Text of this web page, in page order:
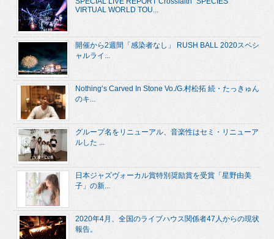
VIRTUAL WORLD TOU...
開催から2週間「感染者なし」 RUSH BALL 2020スペシ
ャルライ...
Nothing’s Carved In Stone Vo./G.村松拓 続・たっきゅん
のキ...
グループ名をリニューアル、音楽性はセミ・リニューア
ルした ...
日本ジャズヴォーカル賞特別奨励賞を受賞「星野由美
子」の新...
2020年4月、全国のライブハウス関係者47人からの現状
報告。